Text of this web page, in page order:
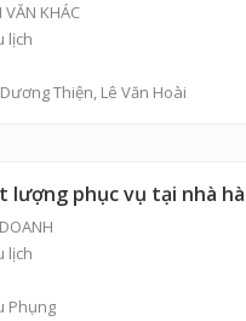
VĂN KHÁC
lịch
Thiện, Lê Văn Hoài
lượng phục vụ tại nhà
lịch
Phụng